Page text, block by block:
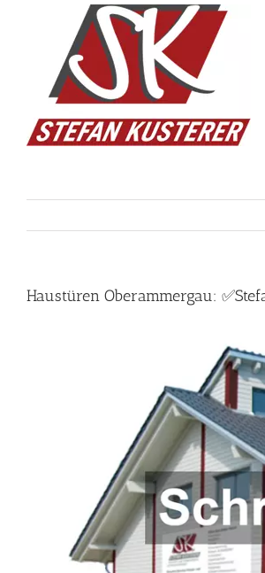
Haustüren Oberammergau: